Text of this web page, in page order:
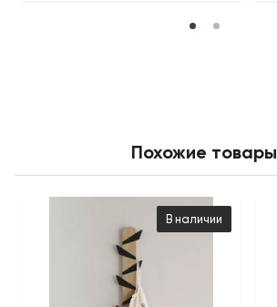
Похожие товары
В наличии